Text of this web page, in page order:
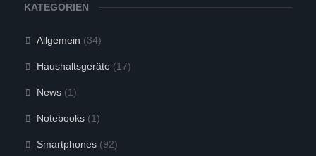
KATEGORIEN
Allgemein (34)
Haushaltsgeräte (17)
News(1)
Notebooks(1)
Smartphones(92)